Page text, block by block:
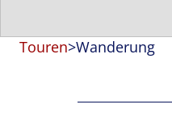
Touren>Wanderung